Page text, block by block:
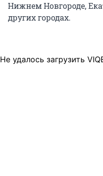
Нижнем Новгороде,
других городах.
Не удалось загрузить